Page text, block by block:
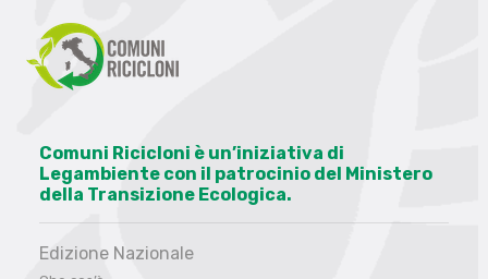
Comuni Ricicloni è un’iniziativa di
Legambiente con il patrocinio del Ministero
della Transizione Ecologica.
Edizione Nazionale